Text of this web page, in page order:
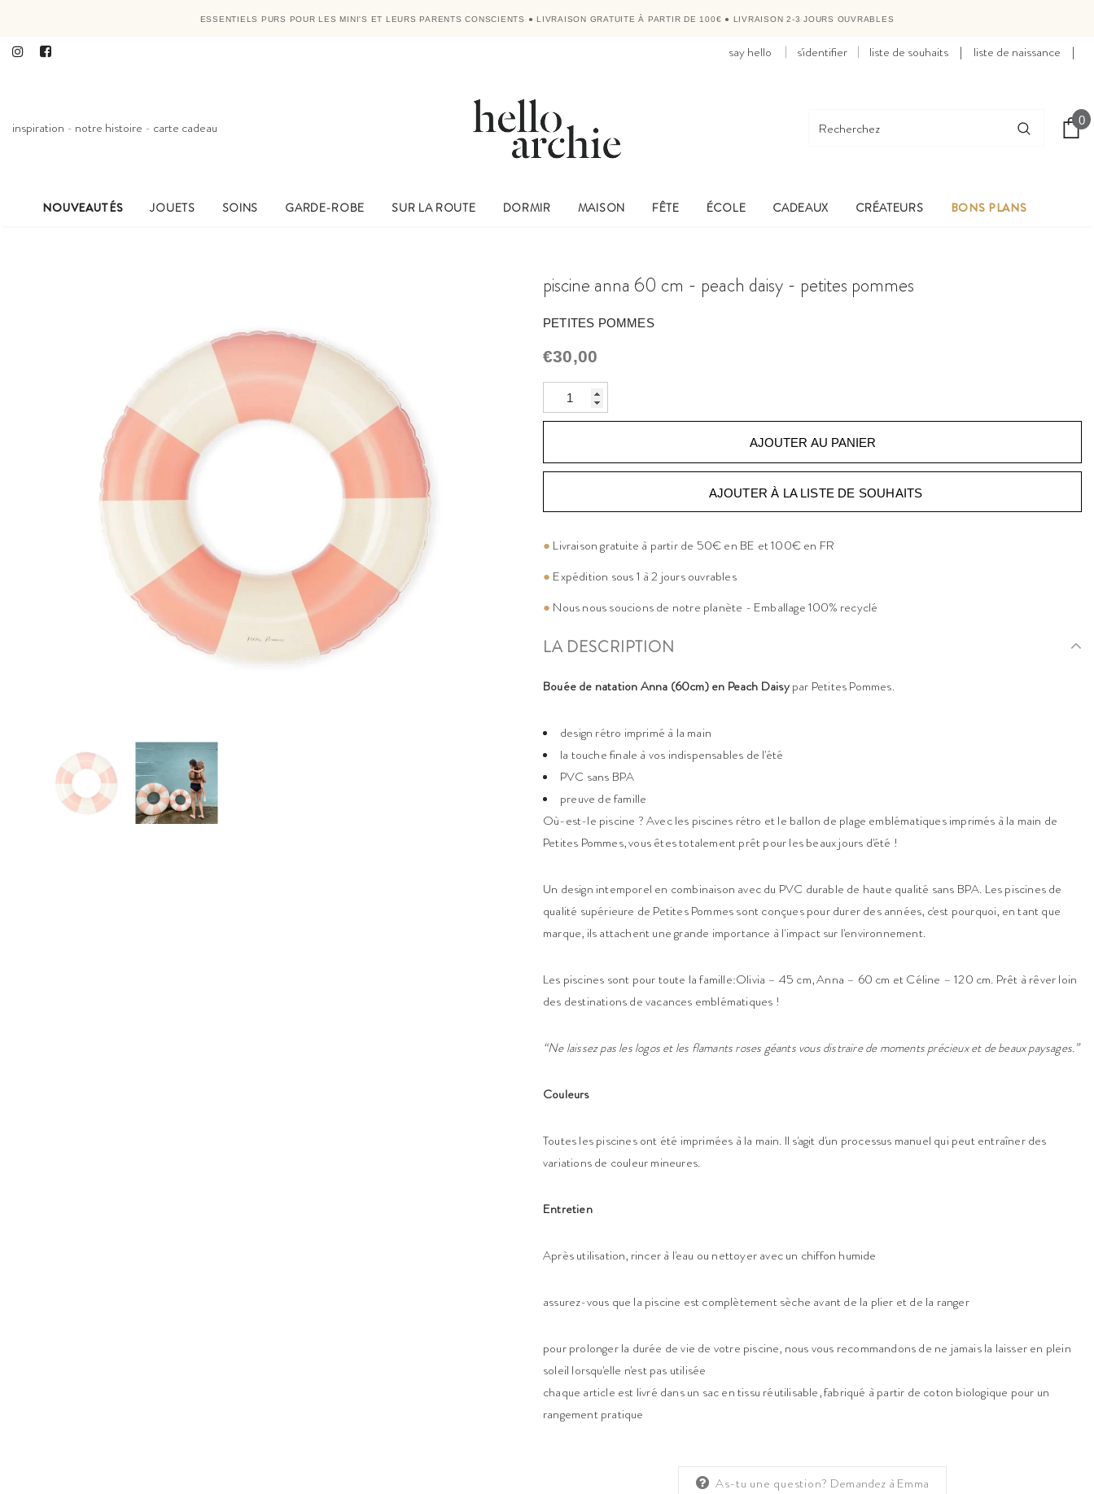
ESSENTIELS PURS POUR LES MINI'S ET LEURS PARENTS CONSCIENTS ●LIVRAISON GRATUITE À PARTIR DE 100€ ● LIVRAISON 2-3 JOURS OUVRABLES
say hello s'identifier liste de souhaits | liste de naissance |
inspiration - notre histoire - carte cadeau 0
NOUVEAUTÉS JOUETS SOINS GARDE-ROBE SUR LA ROUTE DORMIR MAISON FÊTE ÉCOLE CADEAUX CRÉATEURS BONS PLANS
piscine anna 60 cm - peach daisy - petites pommes
PETITES POMMES
€30,00
AJOUTER À LA LISTE DE SOUHAITS
● Livraison gratuite à partir de 50€ en BE et 100€ en FR
● Expédition sous 1 à 2 jours ouvrables
● Nous nous soucions de notre planète - Emballage 100% recyclé
LA DESCRIPTION
Bouée de natation Anna (60cm) en Peach Daisypar Petites Pommes.
design rétro imprimé à la main
la touche finale à vos indispensables de l'été
PVC sans BPA
preuve de famille
Où-est-le piscine ? Avec les piscines rétro et le ballon de plage emblématiques imprimés à la main de
Petites Pommes, vous êtes totalement prêt pour les beaux jours d'été !
Un design intemporel en combinaison avec du PVC durable de haute qualité sans BPA. Les piscines de
qualité supérieure de Petites Pommes sont conçues pour durer des années, c'est pourquoi, en tant que
marque, ils attachent une grande importance à l'impact sur l'environnement.
Les piscines sont pour toute la famille:Olivia – 45 cm, Anna – 60 cm et Céline – 120 cm. Prêt à rêver loin
des destinations de vacances emblématiques !
“Ne laissez pas les logos et les flamants roses géants vous distraire de moments précieux et de beaux paysages.”
Couleurs
Toutes les piscines ont été imprimées à la main. Il s'agit d'un processus manuel qui peut entraîner des
variations de couleur mineures.
Entretien
Après utilisation, rincer à l'eau ou nettoyer avec un chiffon humide
assurez-vous que la piscine est complètement sèche avant de la plier et de la ranger
pour prolonger la durée de vie de votre piscine, nous vous recommandons de ne jamais la laisser en plein
soleil lorsqu'elle n'est pas utilisée
chaque article est livré dans un sac en tissu réutilisable, fabriqué à partir de coton biologique pour un
rangement pratique
As-tu une question? Demandez à Emma